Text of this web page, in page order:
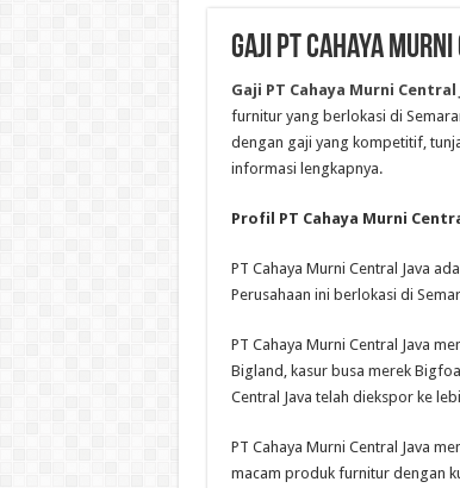
Gaji PT Cahaya
Gaji PT Cahaya Murni Central
furnitur yang berlokasi di
dengan gaji yang kompetitif,
informasi lengkapnya.
Profil PT Cahaya Murni
PT Cahaya Murni Central Java
Perusahaan ini berlokasi di
PT Cahaya Murni Central Java
Bigland, kasur busa merek
Central Java telah diekspor ke
PT Cahaya Murni Central Java
macam produk furnitur dengan